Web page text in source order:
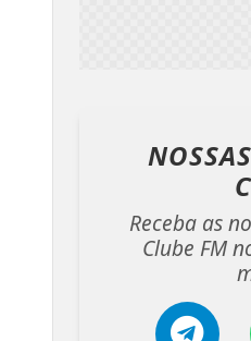
Receba as
Clube FM